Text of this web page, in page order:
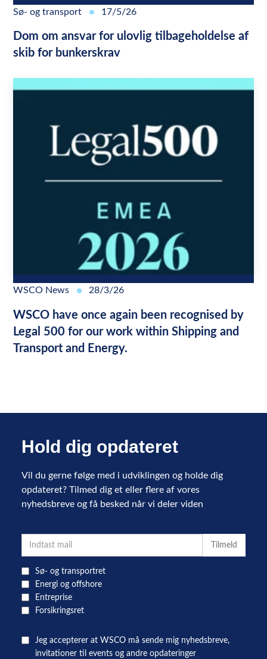
Sø- og transport 17/5/26
Dom om ansvar for ulovlig tilbageholdelse af
skib for bunkerskrav
WSCO News 28/3/26
WSCO have once again been recognised by
Legal 500 for our work within Shipping and
Transport and Energy.
Hold dig opdateret
Vil du gerne følge med i udviklingen og holde dig
opdateret? Tilmed dig et eller flere af vores
nyhedsbreve og få besked når vi deler viden
Sø- og transportret
Energi og offshore
Entreprise
Forsikringsret
Jeg accepterer at WSCO må sende mig nyhedsbreve,
invitationer til events og andre opdateringer